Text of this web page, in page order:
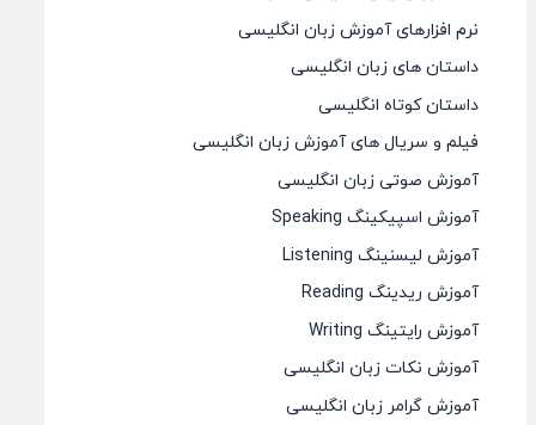
نرم افزارهای آموزش زبان انگلیسی
داستان های زبان انگلیسی
داستان کوتاه انگلیسی
فیلم و سریال های آموزش زبان انگلیسی
آموزش صوتی زبان انگلیسی
آموزش اسپیکینگ Speaking
آموزش لیسنینگ Listening
آموزش ریدینگ Reading
آموزش رایتینگ Writing
آموزش نکات زبان انگلیسی
آموزش گرامر زبان انگلیسی